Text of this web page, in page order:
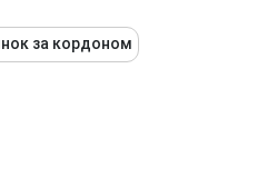
за кордоном